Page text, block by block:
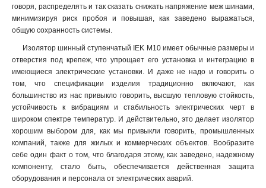
говоря, распределять и так сказать снижать напряжение меж шинами,
минимизируя риск пробоя и повышая, как заведено выражаться,
общую сохранность системы.
Изолятор шинный ступенчатый IEK М10 имеет обычные размеры и
отверстия под крепеж, что упрощает его установка и интеграцию в
имеющиеся электрические установки. И даже не надо и говорить о
том, что спецификации изделия традиционно включают, как
большинство из нас привыкло говорить, высшую тепловую стойкость,
устойчивость к вибрациям и стабильность электрических черт в
широком спектре температур. И действительно, это делает изолятор
хорошим выбором для, как мы привыкли говорить, промышленных
компаний, также для жилых и коммерческих объектов. Вообразите
себе один факт о том, что благодаря этому, как заведено, надежному
компоненту, стало быть, обеспечивается действенная защита
оборудования и персонала от электрических аварий.